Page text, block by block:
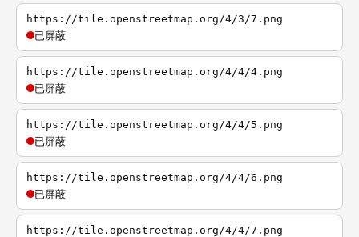
https://tile.openstreetmap.org/4/3/7.png
已屏蔽
https://tile.openstreetmap.org/4/4/4.png
已屏蔽
https://tile.openstreetmap.org/4/4/5.png
已屏蔽
https://tile.openstreetmap.org/4/4/6.png
已屏蔽
https://tile.openstreetmap.org/4/4/7.png